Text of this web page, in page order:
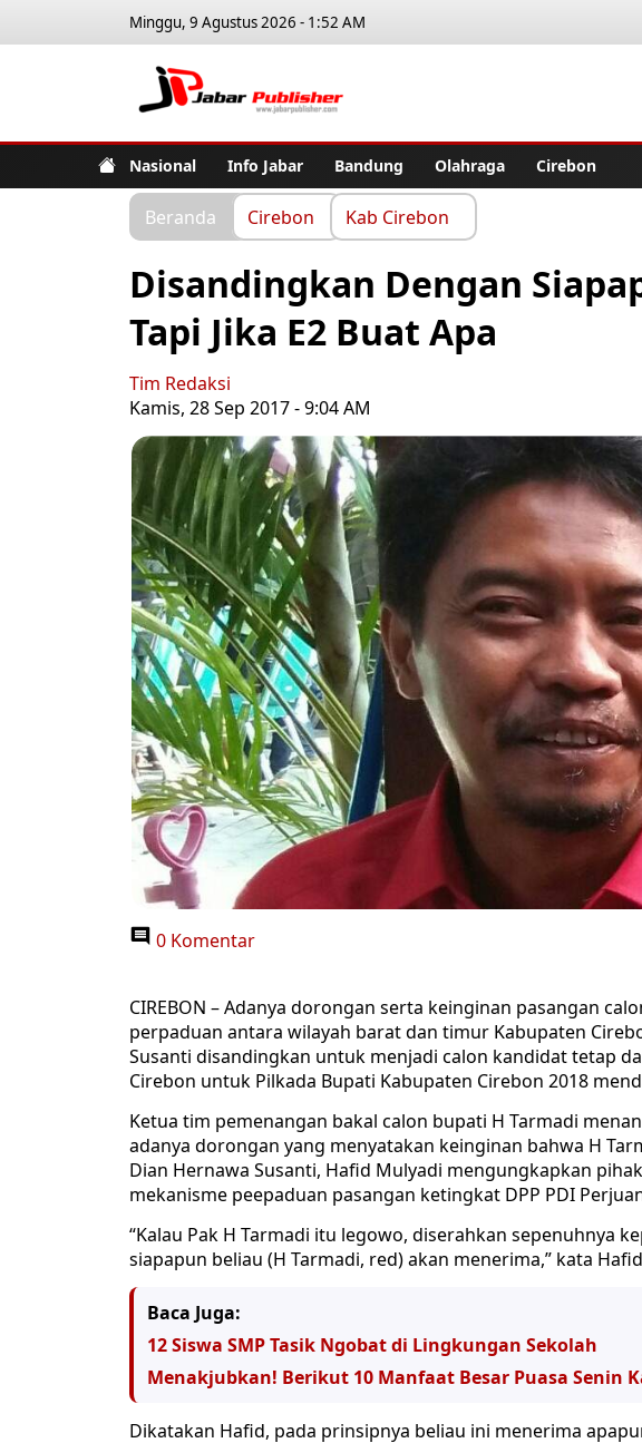
Minggu, 9 Agustus 2026 - 1:52 AM
Nasional Info Jabar Bandung Olahraga Cirebon
Beranda Cirebon Kab Cirebon
Disandingkan Dengan
Tapi Jika E2 Buat Apa
Tim Redaksi
Kamis, 28 Sep 2017 - 9:04 AM
0 Komentar
CIREBON – Adanya dorongan serta keinginan pasangan
perpaduan antara wilayah barat dan timur Kabupaten
Susanti disandingkan untuk menjadi calon kandidat tetap
Cirebon untuk Pilkada Bupati Kabupaten Cirebon 2018
Ketua tim pemenangan bakal calon bupati H Tarmadi
adanya dorongan yang menyatakan keinginan bahwa H
Dian Hernawa Susanti, Hafid Mulyadi mengungkapkan
mekanisme peepaduan pasangan ketingkat DPP PDI
“Kalau Pak H Tarmadi itu legowo, diserahkan sepenuhnya
siapapun beliau (H Tarmadi, red) akan menerima,” kata
Baca Juga:
12 Siswa SMP Tasik Ngobat di Lingkungan Sekolah
Menakjubkan! Berikut 10 Manfaat Besar Puasa Senin
Dikatakan Hafid, pada prinsipnya beliau ini menerima